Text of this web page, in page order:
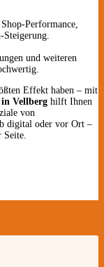
Performance,
und weiteren
Effekt haben – mit
Vellberg hilft Ihnen
von
digital oder vor Ort –